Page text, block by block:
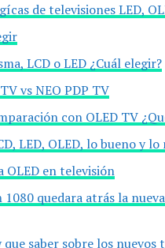
de televisiones LED,
LCD o LED ¿Cuál elegir?
vs NEO PDP TV
con OLED TV
LED, OLED, lo bueno y
OLED en televisión
1080 quedara atrás la
que saber sobre los